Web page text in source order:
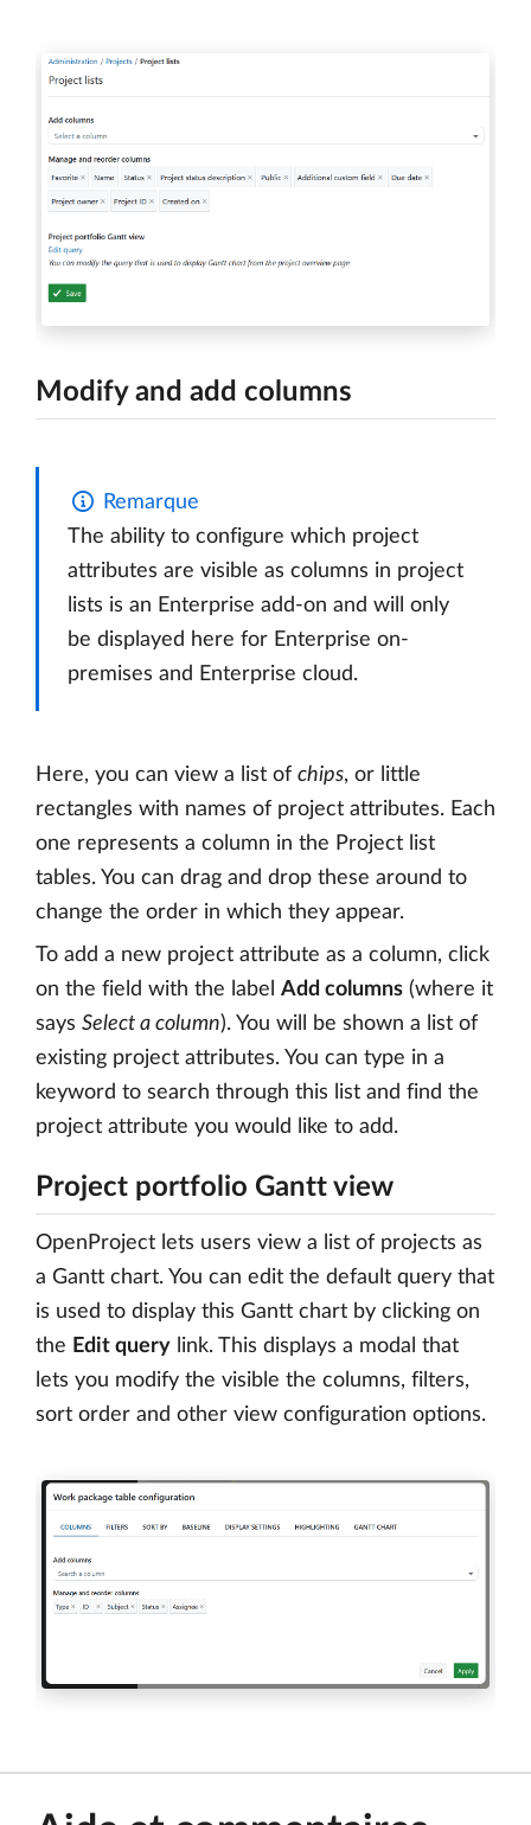
Modify and add columns
Remarque
The ability to configure which project
attributes are visible as columns in project
lists is an Enterprise add-on and will only
be displayed here for Enterprise on-
premises and Enterprise cloud.
Here, you can view a list of chips, or little
rectangles with names of project attributes. Each
one represents a column in the Project list
tables. You can drag and drop these around to
change the order in which they appear.
To add a new project attribute as a column, click
on the field with the label Add columns (where it
says Select a column). You will be shown a list of
existing project attributes. You can type in a
keyword to search through this list and find the
project attribute you would like to add.
Project portfolio Gantt view
OpenProject lets users view a list of projects as
a Gantt chart. You can edit the default query that
is used to display this Gantt chart by clicking on
the Edit query link. This displays a modal that
lets you modify the visible the columns, filters,
sort order and other view configuration options.